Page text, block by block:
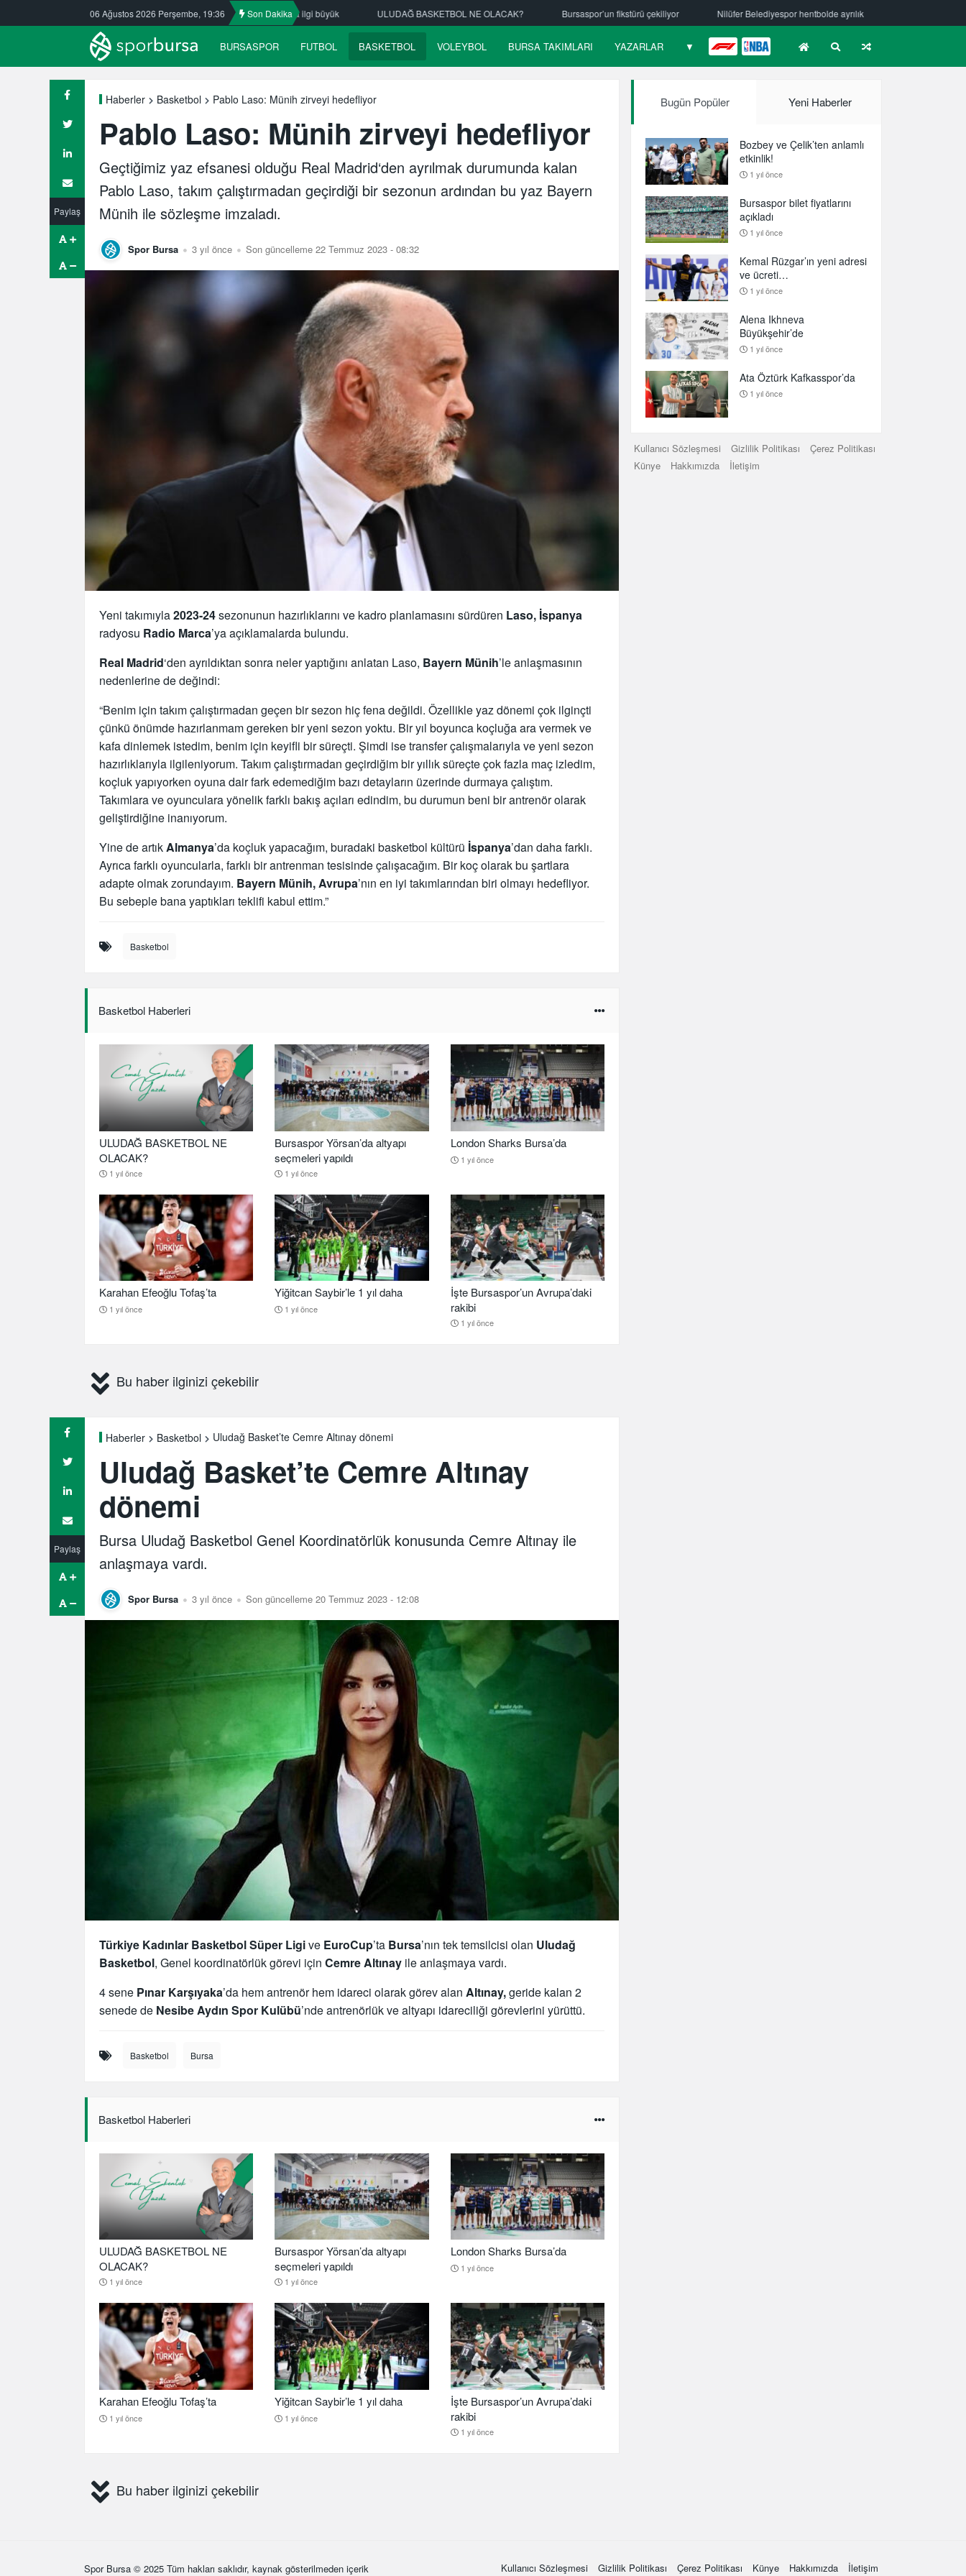
06 Ağustos 2026 Perşembe, 19:36 Son Dakika
Nilüfer’de yaz okullarına ilgi büyük ULUDAĞ BASKETBOL NE OLACAK? Bursaspor’un fikstürü çekiliyor Nilüfer Belediyespor hentbolde ayrılık Mehmet Güzelsöz’den mesaj var!
BURSASPOR FUTBOL BASKETBOL VOLEYBOL BURSA TAKIMLARI YAZARLAR ▼ F1 NBA
Paylaş
Haberler Basketbol Pablo Laso: Münih zirveyi hedefliyor
Pablo Laso: Münih zirveyi hedefliyor
Geçtiğimiz yaz efsanesi olduğu Real Madrid‘den ayrılmak durumunda kalan
Pablo Laso, takım çalıştırmadan geçirdiği bir sezonun ardından bu yaz Bayern
Münih ile sözleşme imzaladı.
Spor Bursa 3 yıl önce Son güncelleme 22 Temmuz 2023 - 08:32
Yeni takımıyla2023-24sezonunun hazırlıklarını ve kadro planlamasını sürdüren Laso, İspanya
radyosu Radio Marca’ya açıklamalarda bulundu.
Real Madrid‘den ayrıldıktan sonra neler yaptığını anlatan Laso, Bayern Münih’le anlaşmasının
nedenlerine de değindi:
“Benim için takım çalıştırmadan geçen bir sezon hiç fena değildi. Özellikle yaz dönemi çok ilginçti
çünkü önümde hazırlanmam gereken bir yeni sezon yoktu. Bir yıl boyunca koçluğa ara vermek ve
kafa dinlemek istedim, benim için keyifli bir süreçti. Şimdi ise transfer çalışmalarıyla ve yeni sezon
hazırlıklarıyla ilgileniyorum. Takım çalıştırmadan geçirdiğim bir yıllık süreçte çok fazla maç izledim,
koçluk yapıyorken oyuna dair fark edemediğim bazı detayların üzerinde durmaya çalıştım.
Takımlara ve oyunculara yönelik farklı bakış açıları edindim, bu durumun beni bir antrenör olarak
geliştirdiğine inanıyorum.
Yine de artıkAlmanya’da koçluk yapacağım, buradaki basketbol kültürü İspanya’dan daha farklı.
Ayrıca farklı oyuncularla, farklı bir antrenman tesisinde çalışacağım. Bir koç olarak bu şartlara
adapte olmak zorundayım. Bayern Münih,Avrupa’nın en iyi takımlarından biri olmayı hedefliyor.
Bu sebeple bana yaptıkları teklifi kabul ettim.”
Basketbol
Basketbol Haberleri
ULUDAĞ BASKETBOL NE
OLACAK?
1 yıl önce
Bursaspor Yörsan’da altyapı
seçmeleri yapıldı
1 yıl önce
London Sharks Bursa’da
1 yıl önce
Karahan Efeoğlu Tofaş’ta
1 yıl önce
Yiğitcan Saybir’le 1 yıl daha
1 yıl önce
İşte Bursaspor’un Avrupa’daki
rakibi
1 yıl önce
Bu haber ilginizi çekebilir
Paylaş
Haberler Basketbol Uludağ Basket’te Cemre Altınay dönemi
Uludağ Basket’te Cemre Altınay
dönemi
Bursa Uludağ Basketbol Genel Koordinatörlük konusunda Cemre Altınay ile
anlaşmaya vardı.
Spor Bursa 3 yıl önce Son güncelleme 20 Temmuz 2023 - 12:08
Türkiye Kadınlar Basketbol Süper Ligive EuroCup’ta Bursa’nın tek temsilcisi olan Uludağ
Basketbol, Genel koordinatörlük görevi için Cemre Altınay ile anlaşmaya vardı.
4 sene Pınar Karşıyaka’da hem antrenör hem idareci olarak görev alan Altınay,geride kalan 2
senede de Nesibe Aydın Spor Kulübü’nde antrenörlük ve altyapı idareciliği görevlerini yürüttü.
Basketbol Bursa
Basketbol Haberleri
ULUDAĞ BASKETBOL NE
OLACAK?
1 yıl önce
Bursaspor Yörsan’da altyapı
seçmeleri yapıldı
1 yıl önce
London Sharks Bursa’da
1 yıl önce
Karahan Efeoğlu Tofaş’ta
1 yıl önce
Yiğitcan Saybir’le 1 yıl daha
1 yıl önce
İşte Bursaspor’un Avrupa’daki
rakibi
1 yıl önce
Bu haber ilginizi çekebilir
Bugün Popüler Yeni Haberler
Bozbey ve Çelik’ten anlamlı
etkinlik!
1 yıl önce
Bursaspor bilet fiyatlarını
açıkladı
1 yıl önce
Kemal Rüzgar’ın yeni adresi
ve ücreti…
1 yıl önce
Alena Ikhneva
Büyükşehir’de
1 yıl önce
Ata Öztürk Kafkasspor’da
1 yıl önce
Kullanıcı Sözleşmesi Gizlilik Politikası
Çerez Politikası
Künye
Hakkımızda İletişim
Spor Bursa © 2025 Tüm hakları saklıdır, kaynak gösterilmeden içerik
Kullanıcı Sözleşmesi Gizlilik Politikası Çerez Politikası Künye Hakkımızda İletişim